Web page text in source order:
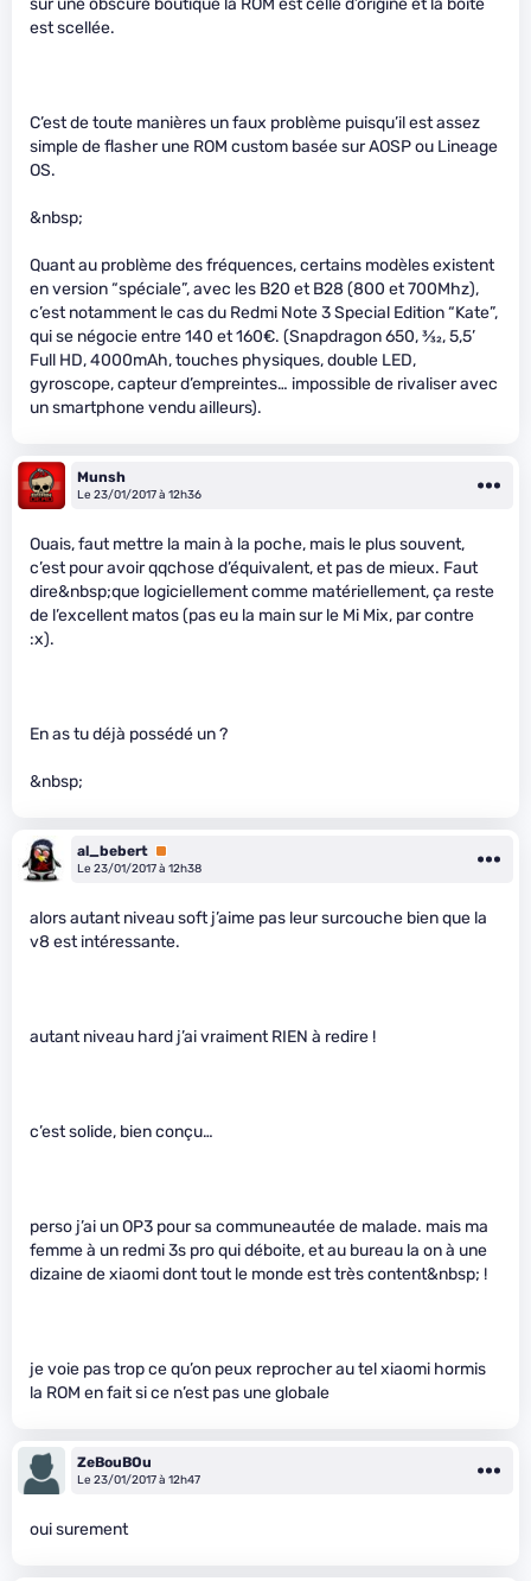
est scellée.
C’est de toute manières un faux problème puisqu’il est assez
simple de flasher une ROM custom basée sur AOSP ou Lineage
OS.
&nbsp;
Quant au problème des fréquences, certains modèles existent
en version “spéciale”, avec les B20 et B28 (800 et 700Mhz),
c’est notamment le cas du Redmi Note 3 Special Edition “Kate”,
qui se négocie entre 140 et 160€. (Snapdragon 650,3⁄32, 5,5’
Full HD, 4000mAh, touches physiques, double LED,
gyroscope, capteur d’empreintes… impossible de rivaliser avec
un smartphone vendu ailleurs).
Munsh
Le 23/01/2017 à 12h36
Ouais, faut mettre la main à la poche, mais le plus souvent,
c’est pour avoir qqchose d’équivalent, et pas de mieux. Faut
dire&nbsp;que logiciellement comme matériellement, ça reste
de l’excellent matos (pas eu la main sur le Mi Mix, par contre
:x).
En as tu déjà possédé un ?
&nbsp;
al_bebert Premium
Le 23/01/2017 à 12h38
alors autant niveau soft j’aime pas leur surcouche bien que la
v8 est intéressante.
autant niveau hard j’ai vraiment RIEN à redire !
c’est solide, bien conçu…
perso j’ai un OP3 pour sa communeautée de malade. mais ma
femme à un redmi 3s pro qui déboite, et au bureau la on à une
dizaine de xiaomi dont tout le monde est très content&nbsp; !
je voie pas trop ce qu’on peux reprocher au tel xiaomi hormis
la ROM en fait si ce n’est pas une globale
ZeBouBOu
Le 23/01/2017 à 12h47
oui surement